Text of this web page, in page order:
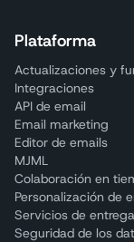
Plataforma
Actualizaciones y
Integraciones
API de email
Email marketing
Editor de emails
MJML
Colaboración en
Personalización de
Servicios de
Seguridad de los